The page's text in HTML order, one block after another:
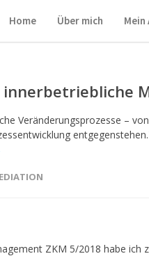
Home Über mich Mein
Veränderungsprozesse –
ZKM 5/2018 habe ich